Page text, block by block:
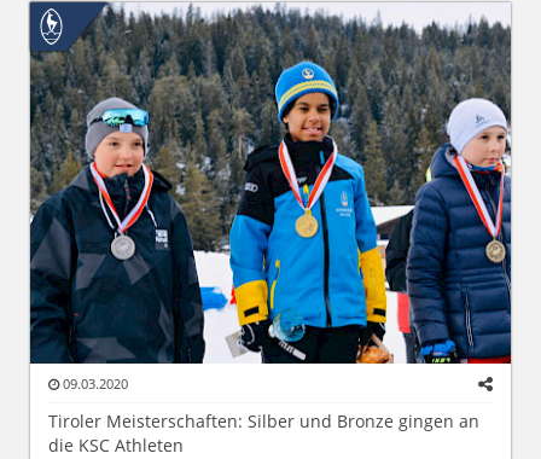
09.03.2020
Tiroler Meisterschaften: Silber und Bronze gingen an
die KSC Athleten